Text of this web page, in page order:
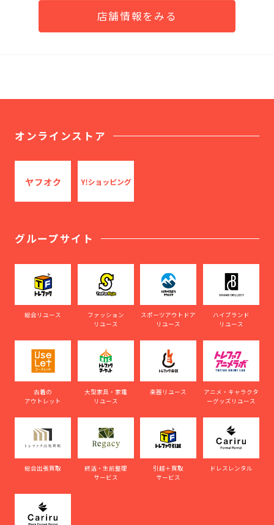
店舗情報をみる
オンラインストア
グループサイト
総合リユース
ファッション
リユース
スポーツアウトドア
リユース
ハイブランド
リユース
古着の
アウトレット
大型家具・家電
リユース
楽器リユース
アニメ・キャラクタ
ーグッズリユース
総合出張買取
終活・生前整理
サービス
引越＋買取
サービス
ドレスレンタル